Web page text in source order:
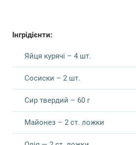
Інгрідієнти:
Яйця курячі – 4 шт.
Сосиски – 2 шт.
Сир твердий – 60 г
Майонез – 2 ст. ложки